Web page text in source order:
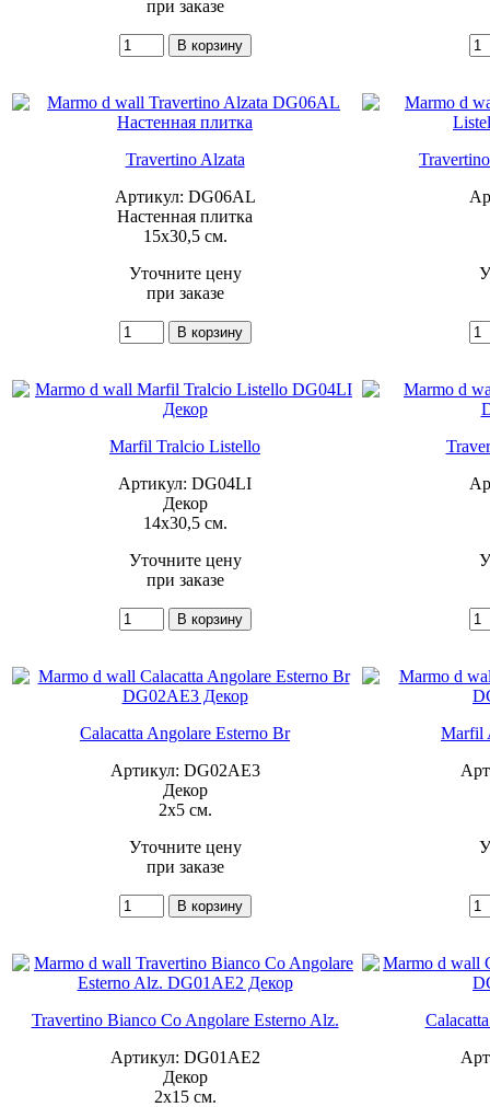
при заказе
Travertino Alzata
Артикул: DG06AL
Настенная плитка
15x30,5 см.
Уточните цену
при заказе
Marfil Tralcio Listello
Артикул: DG04LI
Декор
14x30,5 см.
Уточните цену
при заказе
Calacatta Angolare Esterno Br
Артикул: DG02AE3
Декор
2x5 см.
Уточните цену
при заказе
Marfil
Travertino Bianco Co Angolare Esterno Alz.
Артикул: DG01AE2
Декор
2x15 см.